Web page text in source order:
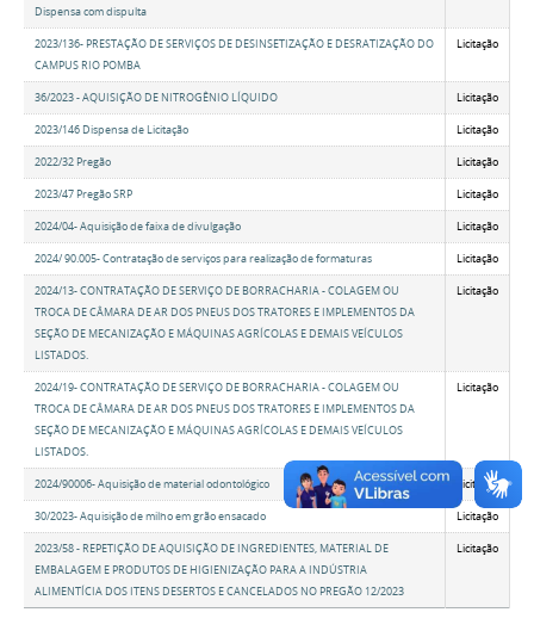
Dispensa com dispulta
2023/136- PRESTAÇÃO DE SERVIÇOS DE DESINSETIZAÇÃO E DESRATIZAÇÃO DO
CAMPUS RIO POMBA
Licitação
36/2023 - AQUISIÇÃO DE NITROGÊNIO LÍQUIDO Licitação
2023/146 Dispensa de Licitação Licitação
2022/32 Pregão Licitação
2023/47 Pregão SRP Licitação
2024/04- Aquisição de faixa de divulgação Licitação
2024/ 90.005- Contratação de serviços para realização de formaturas Licitação
2024/13- CONTRATAÇÃO DE SERVIÇO DE BORRACHARIA - COLAGEM OU
TROCA DE CÂMARA DE AR DOS PNEUS DOS TRATORES E IMPLEMENTOS DA
SEÇÃO DE MECANIZAÇÃO E MÁQUINAS AGRÍCOLAS E DEMAIS VEÍCULOS
LISTADOS.
Licitação
2024/19- CONTRATAÇÃO DE SERVIÇO DE BORRACHARIA - COLAGEM OU
TROCA DE CÂMARA DE AR DOS PNEUS DOS TRATORES E IMPLEMENTOS DA
SEÇÃO DE MECANIZAÇÃO E MÁQUINAS AGRÍCOLAS E DEMAIS VEÍCULOS
LISTADOS.
Licitação
2024/90006- Aquisição de material odontológico Licitação
30/2023- Aquisição de milho em grão ensacado Licitação
2023/58 - REPETIÇÃO DE AQUISIÇÃO DE INGREDIENTES, MATERIAL DE
EMBALAGEM E PRODUTOS DE HIGIENIZAÇÃO PARA A INDÚSTRIA
ALIMENTÍCIA DOS ITENS DESERTOS E CANCELADOS NO PREGÃO 12/2023
Licitação